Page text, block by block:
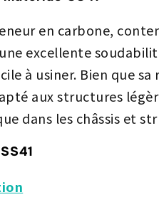
en carbone,
excellente
à usiner. Bien que
aux structures
dans les châssis et